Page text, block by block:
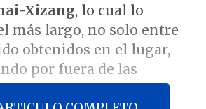
Xizang, lo cual lo
más largo, no solo entre
obtenidos en el lugar,
por fuera de las